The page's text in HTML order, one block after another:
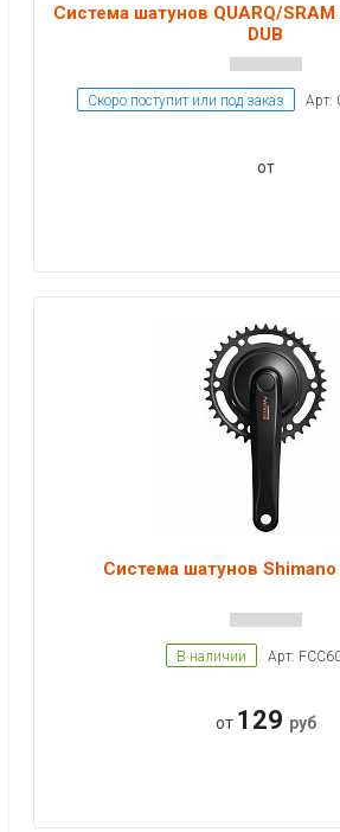
Система шатунов QUARQ/
DUB
Скоро поступит или под заказ Арт:
от
Система шатунов
В наличии Арт:
от 129 руб